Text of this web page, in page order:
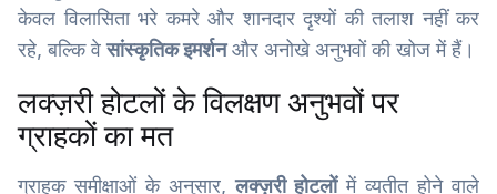
केवल विलासिता भरे कमरे और शानदार दृश्यों की तलाश नहीं कर
रहे, बल्कि वेसांस्कृतिक इमर्शनऔर अनोखे अनुभवों की खोज में हैं।
लक्ज़री होटलों के विलक्षण अनुभवों पर
ग्राहकों का मत
ग्राहक समीक्षाओं के अनुसार,लक्ज़री होटलोंमें व्यतीत होने वाले